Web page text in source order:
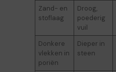
Zand- en
stoflaag
Droog,
poederig
vuil
Donkere
vlekken in
poriën
Dieper in
steen